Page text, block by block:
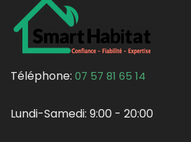
Téléphone: 07 57 81 65 14
Lundi-Samedi: 9:00 - 20:00